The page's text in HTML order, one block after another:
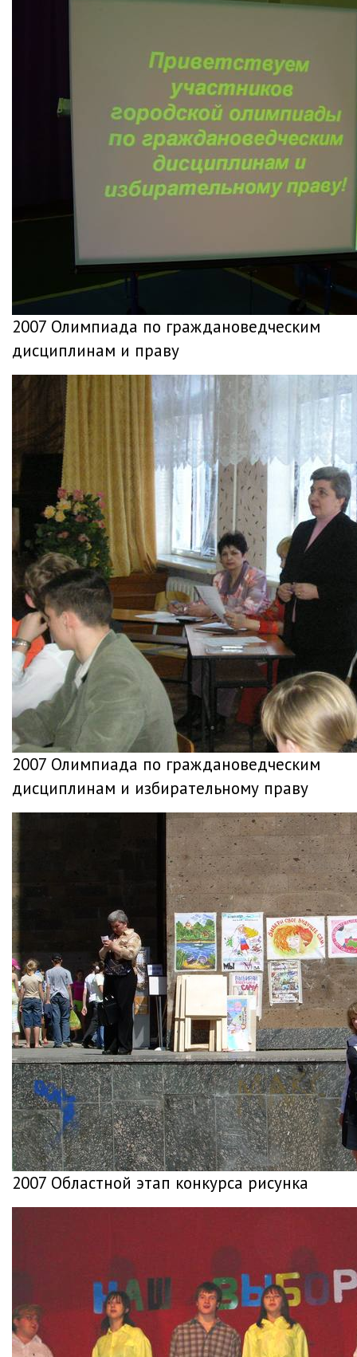
2007 Олимпиада по граждановедческим
дисциплинам и праву
2007 Олимпиада по граждановедческим
дисциплинам и избирательному праву
2007 Областной этап конкурса рисунка